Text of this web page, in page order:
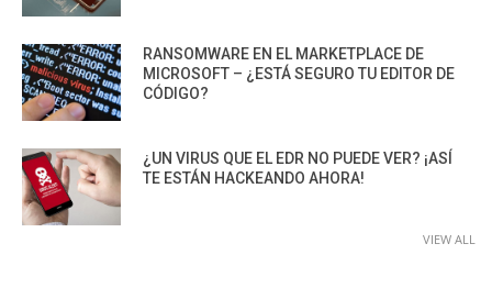
RANSOMWARE EN EL MARKETPLACE DE
MICROSOFT – ¿ESTÁ SEGURO TU EDITOR DE
CÓDIGO?
¿UN VIRUS QUE EL EDR NO PUEDE VER? ¡ASÍ
TE ESTÁN HACKEANDO AHORA!
VIEW ALL